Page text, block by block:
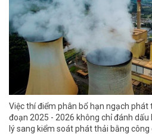
Việc thí điểm phân bổ hạn ngạch phát
đoạn 2025 - 2026 không chỉ đánh
lý sang kiểm soát phát thải bằng